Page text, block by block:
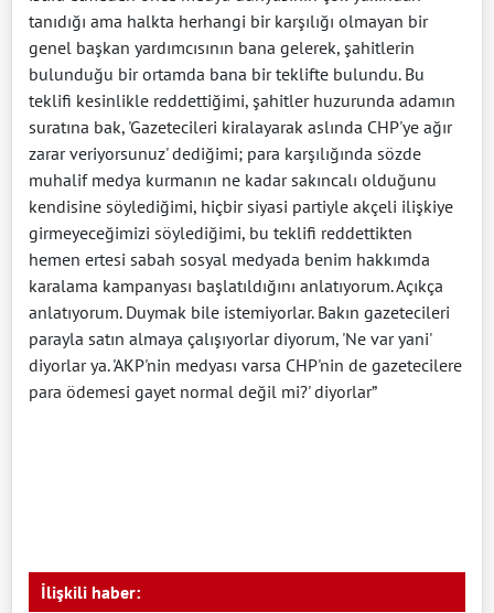
tanıdığı ama halkta herhangi bir karşılığı olmayan bir
genel başkan yardımcısının bana gelerek, şahitlerin
bulunduğu bir ortamda bana bir teklifte bulundu. Bu
teklifi kesinlikle reddettiğimi, şahitler huzurunda adamın
suratına bak, 'Gazetecileri kiralayarak aslında CHP'ye ağır
zarar veriyorsunuz' dediğimi; para karşılığında sözde
muhalif medya kurmanın ne kadar sakıncalı olduğunu
kendisine söylediğimi, hiçbir siyasi partiyle akçeli ilişkiye
girmeyeceğimizi söylediğimi, bu teklifi reddettikten
hemen ertesi sabah sosyal medyada benim hakkımda
karalama kampanyası başlatıldığını anlatıyorum. Açıkça
anlatıyorum. Duymak bile istemiyorlar. Bakın gazetecileri
parayla satın almaya çalışıyorlar diyorum, 'Ne var yani'
diyorlar ya. 'AKP'nin medyası varsa CHP'nin de gazetecilere
para ödemesi gayet normal değil mi?' diyorlar”
İlişkili haber: